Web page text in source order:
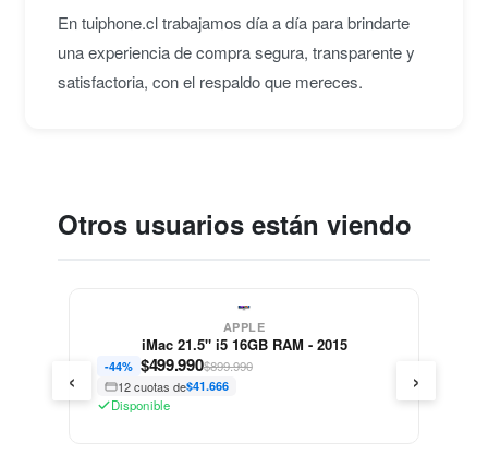
En tuiphone.cl trabajamos día a día para brindarte
una experiencia de compra segura, transparente y
satisfactoria, con el respaldo que mereces.
Otros usuarios están viendo
APPLE
iMac 21.5" i5 16GB RAM - 2015
-44% $499.990$899.990
12 cuotas de$41.666
Disponible
‹ ›